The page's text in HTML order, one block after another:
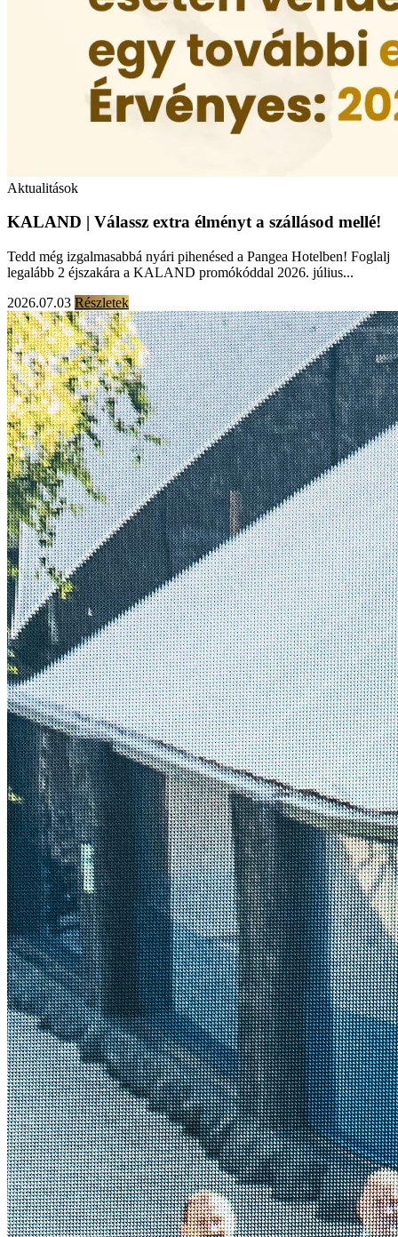
Aktualitások
KALAND | Válassz extra élményt a szállásod mellé!
Tedd még izgalmasabbá nyári pihenésed a Pangea Hotelben! Foglalj
legalább 2 éjszakára a KALAND promókóddal 2026. július...
2026.07.03 Részletek